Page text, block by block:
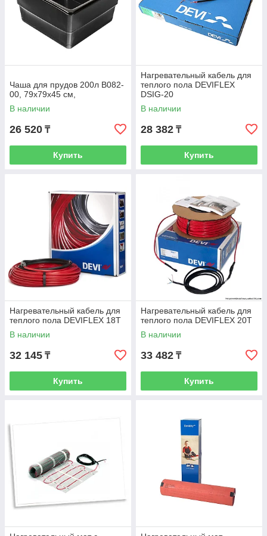
Чаша для прудов 200л B082-
00, 79х79х45 см,
В наличии
26 520 ₸
Купить
Нагревательный кабель для
теплого пола DEVIFLEX
DSIG-20
В наличии
28 382 ₸
Купить
Нагревательный кабель для
теплого пола DEVIFLEX 18T
В наличии
32 145 ₸
Купить
Нагревательный кабель для
теплого пола DEVIFLEX 20T
В наличии
33 482 ₸
Купить